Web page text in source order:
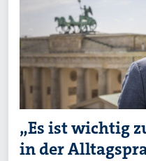
„Es ist wichtig
in der